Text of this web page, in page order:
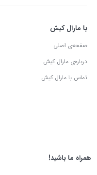
با مارال کیش
صفحه‌ی اصلی
درباره‌ی مارال کیش
تماس با مارال کیش
همراه ما باشید!